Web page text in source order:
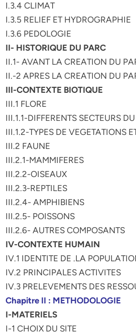
I.3.4 CLIMAT
I.3.5 RELIEF ET HYDROGRAPHIE
I.3.6 PEDOLOGIE
II- HISTORIQUE DU PARC
II.1- AVANT LA CREATION DU
II.-2 APRES LA CREATION DU
III-CONTEXTE BIOTIQUE
III.1 FLORE
III.1.1-DIFFERENTS SECTEURS
III.1.2-TYPES DE VEGETATIONS
III.2 FAUNE
III.2.1-MAMMIFERES
III.2.2-OISEAUX
III.2.3-REPTILES
III.2.4- AMPHIBIENS
III.2.5- POISSONS
III.2.6- AUTRES COMPOSANTS
IV-CONTEXTE HUMAIN
IV.1 IDENTITE DE .LA
IV.2 PRINCIPALES ACTIVITES
IV.3 PRELEVEMENTS DES
Chapitre II : METHODOLOGIE
I-MATERIELS
I-1 CHOIX DU SITE